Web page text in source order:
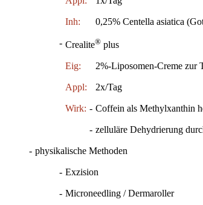
Inh: 0,25% Centella asiatica
- Crealite® plus
Eig: 2%-Liposomen-Creme zur
Appl: 2x/Tag
Wirk: - Coffein als Methylxanthin
- zelluläre Dehydrierung
- physikalische Methoden
- Exzision
- Microneedling / Dermaroller